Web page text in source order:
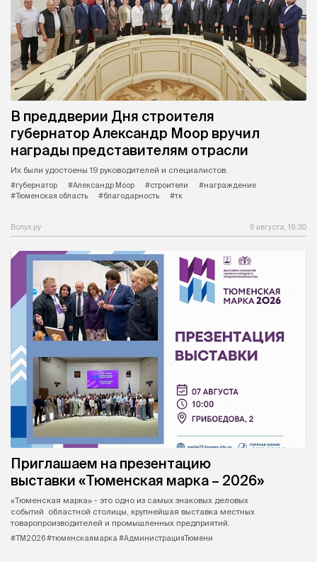
В преддверии Дня строителя
губернатор Александр Моор вручил
награды представителям отрасли
Их были удостоены 19 руководителей и специалистов.
#губернатор
#Александр Моор #строители
#награждение
#Тюменская область
#благодарность #тк
Вслух.ру 6 августа, 19:30
Приглашаем на презентацию
выставки «Тюменская марка – 2026»
«Тюменская марка» - это одно из самых знаковых деловых
событий областной столицы, крупнейшая выставка местных
товаропроизводителей и промышленных предприятий.
#ТМ2026 #тюменскаямарка #АдминистрацияТюмени